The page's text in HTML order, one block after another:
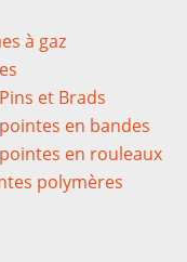
à gaz
et Brads
en bandes
en rouleaux
polymères